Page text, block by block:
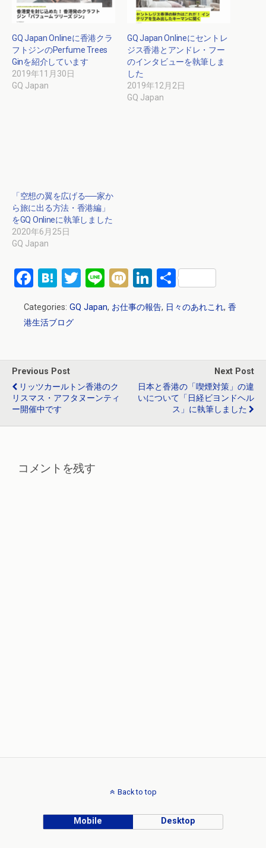
GQ Japan Onlineに香港クラ
フトジンのPerfume Trees
Ginを紹介しています
2019年11月30日
GQ Japan
GQ Japan Onlineにセントレ
ジス香港とアンドレ・フー
のインタビューを執筆しま
した
2019年12月2日
GQ Japan
「空想の翼を広げる──家か
ら旅に出る方法・香港編」
をGQ Onlineに執筆しました
2020年6月25日
GQ Japan
F
ce
o
o
k
H
e
a
T
tt
Li
e
M
ixi
Li
n
ke
n
共
Categories: GQ Japan, お仕事の報告, 日々のあれこれ, 香
港生活ブログ
Previous Post
リッツカールトン香港のク
リスマス・アフタヌーンティ
ー開催中です
Next Post
日本と香港の「喫煙対策」の違
いについて「日経ビヨンドヘル
ス」に執筆しました
コメントを残す
Back to top
Mobile Desktop